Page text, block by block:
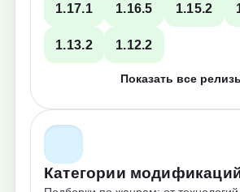
1.17.1 1.16.5 1.15.2
1.13.2 1.12.2
Показать все
Категории